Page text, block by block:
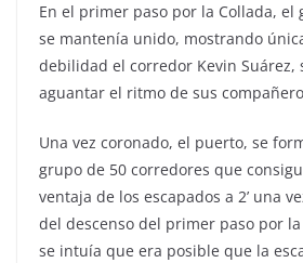
En el primer paso por la Collada, el
se mantenía unido, mostrando
debilidad el corredor Kevin Suárez,
aguantar el ritmo de sus
Una vez coronado, el puerto, se
grupo de 50 corredores que
ventaja de los escapados a 2’ una
del descenso del primer paso por
se intuía que era posible que la